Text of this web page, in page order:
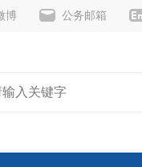
公务邮箱
博